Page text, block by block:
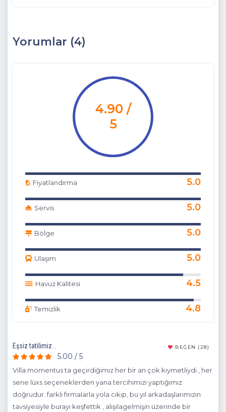
Yorumlar (4)
4.90 /
5
Fiyatlandırma 5.0
Servis 5.0
Bölge 5.0
Ulaşım 5.0
Havuz Kalitesi 4.5
Temizlik 4.8
Eşsiz tatilimiz .. BEĞEN (28)
5.00 / 5
Villa momentus ta geçirdiğimiz her bir an çok kıymetliydi , her
sene lüxs seçeneklerden yana tercihimizi yaptığımız
doğrudur. farklı firmalarla yola cıkıp, bu yıl arkadaşlarımızın
tavsiyesiyle burayı keşfettik , alışılagelmişin üzerinde bir